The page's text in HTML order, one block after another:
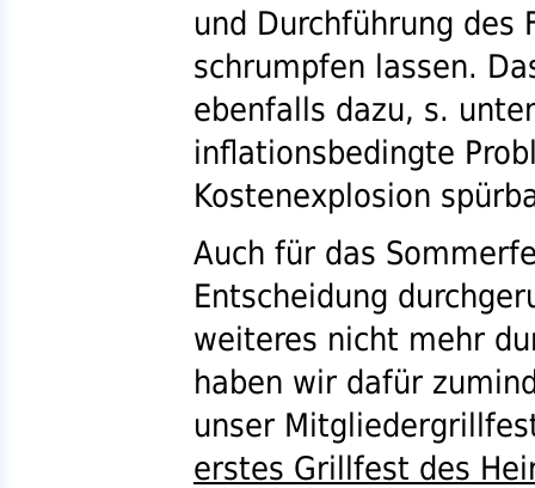
und Durchführung des
schrumpfen lassen.
ebenfalls dazu, s.
inflationsbedingte
Kostenexplosion
Auch für das
Entscheidung
weiteres nicht mehr
haben wir dafür
unser
erstes Grillfest des